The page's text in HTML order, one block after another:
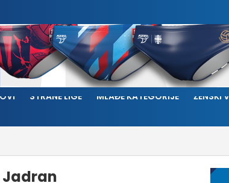
STRANE LIGE MLAĐE KATEGORIJE ŽENSKI
Jadran